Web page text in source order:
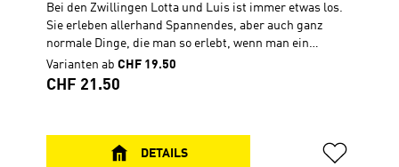
Bei den Zwillingen Lotta und Luis ist immer etwas los.
Sie erleben allerhand Spannendes, aber auch ganz
normale Dinge, die man so erlebt, wenn man ein
Grundschulkind ist. Das Schulkaninchen verschwindet
ausgerechnet an dem Wochenende, an dem die
nimmt. In allen 52 Geschichten wird deutlich: Gott ist
Varianten ab CHF 19.50
Regulärer Preis:
CHF 21.50
DETAILS